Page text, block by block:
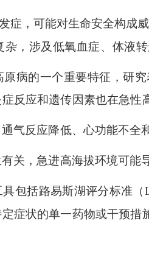
症，可能对生命安全构成
杂，涉及低氧血症、体液
病的一个重要特征，研
反应和遗传因素也在急
气反应降低、心功能不全
关，急进高海拔环境可能
包括路易斯湖评分标准（
症状的单一药物或干预